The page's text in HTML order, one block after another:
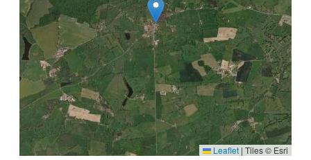
Leaflet | Tiles © Esri